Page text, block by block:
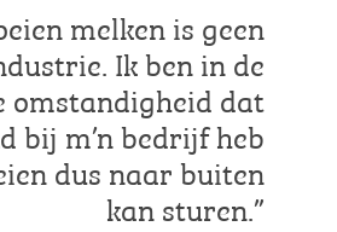
melken is geen
Ik ben in de
omstandigheid dat
bij m’n bedrijf heb
dus naar buiten
kan sturen.”